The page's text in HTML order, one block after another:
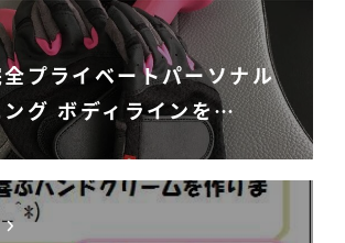
プライベートパーソナル
ング ボディラインを…